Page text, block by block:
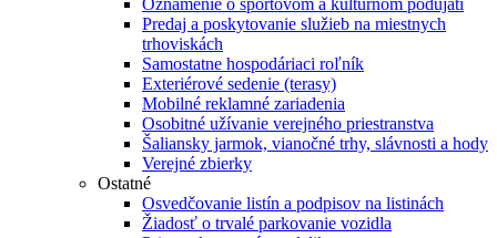
Oznámenie o športovom a kultúrnom podujatí
Predaj a poskytovanie služieb na miestnych
trhoviskách
Samostatne hospodáriaci roľník
Exteriérové sedenie (terasy)
Mobilné reklamné zariadenia
Osobitné užívanie verejného priestranstva
Šaliansky jarmok, vianočné trhy, slávnosti a hody
Verejné zbierky
Ostatné
Osvedčovanie listín a podpisov na listinách
Žiadosť o trvalé parkovanie vozidla